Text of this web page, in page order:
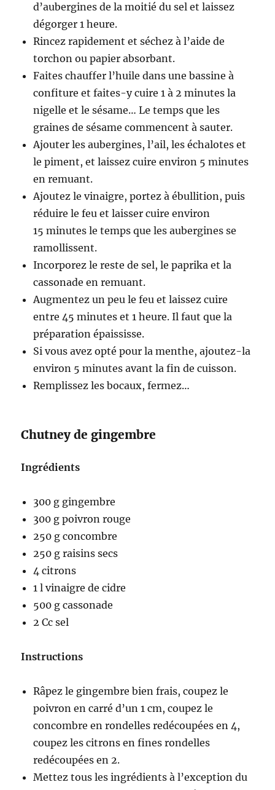
d’aubergines de la moitié du sel et laissez
dégorger 1 heure.
Rincez rapidement et séchez à l’aide de
torchon ou papier absorbant.
Faites chauffer l’huile dans une bassine à
confiture et faites-y cuire 1 à 2 minutes la
nigelle et le sésame… Le temps que les
graines de sésame commencent à sauter.
Ajouter les aubergines, l’ail, les échalotes et
le piment, et laissez cuire environ 5 minutes
en remuant.
Ajoutez le vinaigre, portez à ébullition, puis
réduire le feu et laisser cuire environ
15 minutes le temps que les aubergines se
ramollissent.
Incorporez le reste de sel, le paprika et la
cassonade en remuant.
Augmentez un peu le feu et laissez cuire
entre 45 minutes et 1 heure. Il faut que la
préparation épaississe.
Si vous avez opté pour la menthe, ajoutez-la
environ 5 minutes avant la fin de cuisson.
Remplissez les bocaux, fermez…
Chutney de gingembre
Ingrédients
300 g gingembre
300 g poivron rouge
250 g concombre
250 g raisins secs
4 citrons
1 l vinaigre de cidre
500 g cassonade
2 Cc sel
Instructions
Râpez le gingembre bien frais, coupez le
poivron en carré d’un 1 cm, coupez le
concombre en rondelles redécoupées en 4,
coupez les citrons en fines rondelles
redécoupées en 2.
Mettez tous les ingrédients à l’exception du